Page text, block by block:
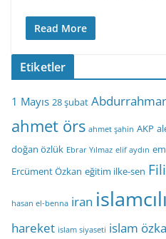
Read More
Etiketler
1 Mayıs 28 şubat
ahmet örs ahmet şahin AKP
doğan özlük Ebrar Yılmaz elif aydın
Ercüment Özkan eğitim ilke-sen
hasan el-benna iran
hareket islam siyaseti islam